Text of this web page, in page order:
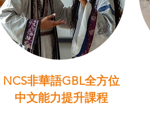
NCS非華語GBL全方位
中文能力提升課程